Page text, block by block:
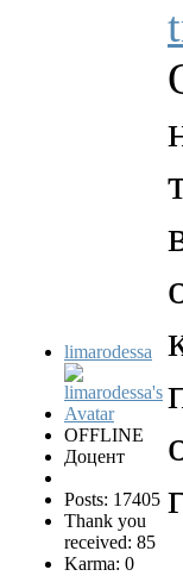
limarodessa
OFFLINE
Доцент
Posts: 17405
Thank you
received: 85
Karma: 0